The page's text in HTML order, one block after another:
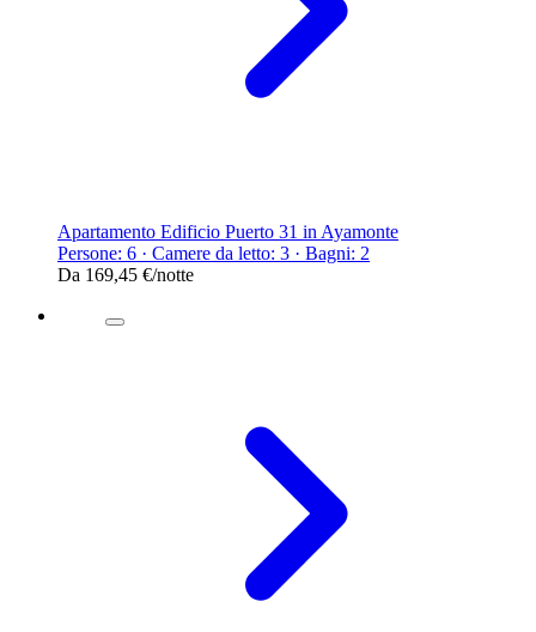
Apartamento Edificio Puerto 31 in Ayamonte
Persone: 6 · Camere da letto: 3 · Bagni: 2
Da 169,45 €/notte